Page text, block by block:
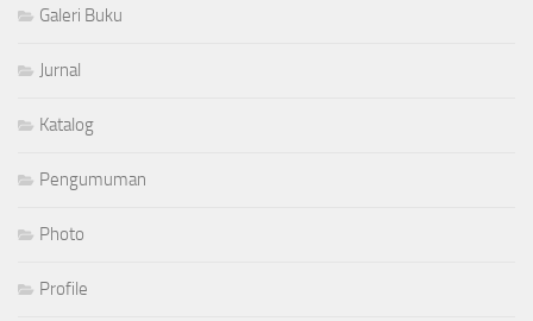
Galeri Buku
Jurnal
Katalog
Pengumuman
Photo
Profile